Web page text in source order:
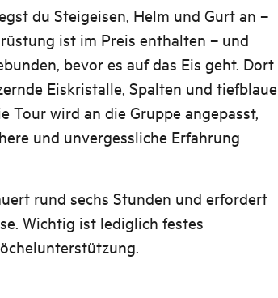
du Steigeisen, Helm und Gurt an –
ist im Preis enthalten – und
bevor es auf das Eis geht. Dort
Eiskristalle, Spalten und tiefblaue
Tour wird an die Gruppe angepasst,
und unvergessliche Erfahrung
rund sechs Stunden und erfordert
Wichtig ist lediglich festes